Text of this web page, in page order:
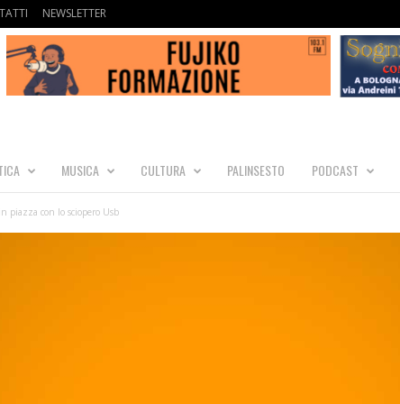
NEWSLETTER
MUSICA CULTURA PALINSESTO PODCAST
piazza con lo sciopero Usb